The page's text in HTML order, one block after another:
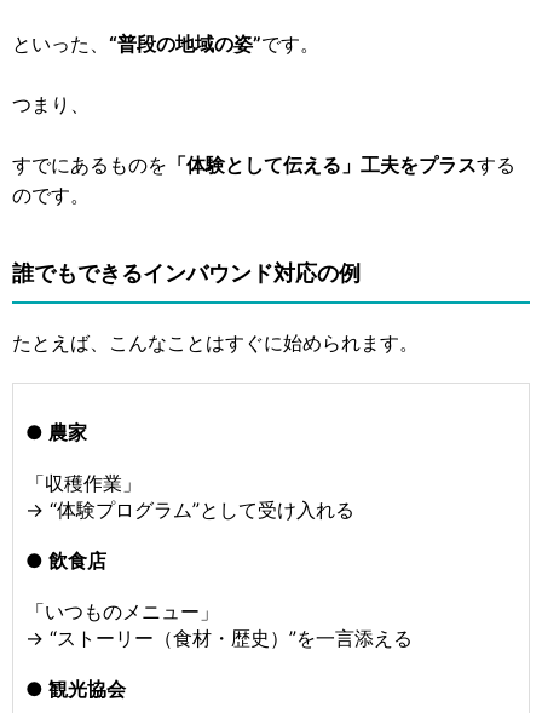
といった、 “普段の地域の姿”です。
つまり、
すでにあるものを 「体験として伝える」工夫をプラスする
のです。
誰でもできるインバウンド対応の例
たとえば、こんなことはすぐに始められます。
● 農家
「収穫作業」
→ “体験プログラム”として受け入れる
● 飲食店
「いつものメニュー」
→ “ストーリー（食材・歴史）”を一言添える
● 観光協会